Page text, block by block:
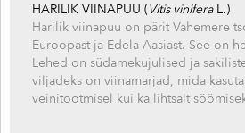
HARILIK VIINAPUU (Vitis viniferaL.)
Harilik viinapuu on pärit Vahemere
Euroopast ja Edela-Aasiast. See on
Lehed on südamekujulised ja
viljadeks on viinamarjad, mida
veinitootmisel kui ka lihtsalt